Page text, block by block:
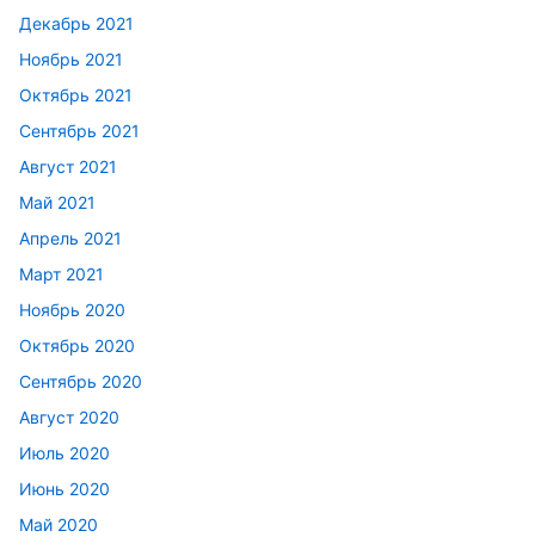
Декабрь 2021
Ноябрь 2021
Октябрь 2021
Сентябрь 2021
Август 2021
Май 2021
Апрель 2021
Март 2021
Ноябрь 2020
Октябрь 2020
Сентябрь 2020
Август 2020
Июль 2020
Июнь 2020
Май 2020